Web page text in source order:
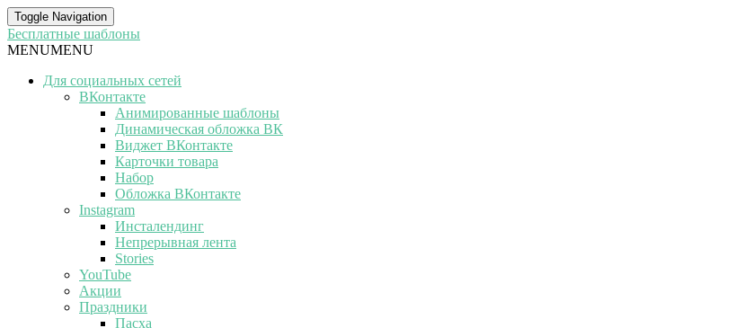
Toggle Navigation
Бесплатные шаблоны
MENUMENU
Для социальных сетей
ВКонтакте
Анимированные шаблоны
Динамическая обложка ВК
Виджет ВКонтакте
Карточки товара
Набор
Обложка ВКонтакте
Instagram
Инсталендинг
Непрерывная лента
Stories
YouTube
Акции
Праздники
Пасха